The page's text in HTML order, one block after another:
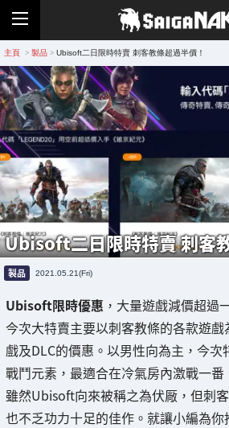
主頁 > 製品 > Ubisoft二日限時特賣 刺客教條超過半價！
Ubisoft二日限時特賣 刺客
製品 2021.05.21(Fri)
Ubisoft限時優惠 ，大量遊戲減價超過
今次大特賣主要以刺客教條的各款遊
戲及DLC的價惠。以男性向為主，今
戰鬥元素，最適合在冷氣房內激戰一番
雖然Ubisoft向來被稱之為伏厰，但刺
也不乏功力十足的佳作。就讓小編為